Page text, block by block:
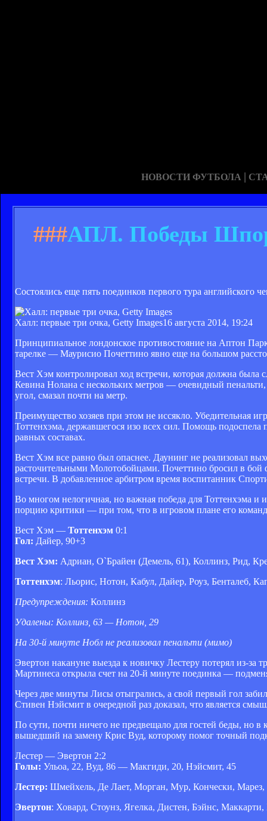
НОВОСТИ ФУТБОЛА |
###АПЛ. Победы
Состоялись еще пять поединков первого тура английского
Халл: первые три очка, Getty Images16 августа 2014, 19:24
Принципиальное лондонское противостояние на Аптон
тарелке — Маурисио Почеттино явно еще на большом
Вест Хэм контролировал ход встречи, которая должна была
Кевина Нолана с нескольких метров — очевидный
угол, смазал почти на метр.
Преимущество хозяев при этом не иссякло. Убедительная
Тоттенхэма, державшегося изо всех сил. Помощь
равных составах.
Вест Хэм все равно был опаснее. Даунинг не реализовал
расточительными Молотобойцами. Почеттино бросил в
встречи. В добавленное арбитром время воспитанник
Во многом нелогичная, но важная победа для Тоттенхэма и
порцию критики — при том, что в игровом плане его
Вест Хэм — Тоттенхэм 0:1
Гол: Дайер, 90+3
Вест Хэм: Адриан, О`Брайен (Демель, 61), Коллинз, Рид,
Тоттенхэм: Льорис, Нотон, Кабул, Дайер, Роуз, Бенталеб,
Предупреждения: Коллинз
Удалены: Коллинз, 63 — Нотон, 29
На 30-й минуте Нобл не реализовал пенальти (мимо)
Эвертон накануне выезда к новичку Лестеру потерял из-за
Мартинеса открыла счет на 20-й минуте поединка —
Через две минуты Лисы отыгрались, а свой первый гол
Стивен Нэйсмит в очередной раз доказал, что является
По сути, почти ничего не предвещало для гостей беды, но
вышедший на замену Крис Вуд, которому помог точный
Лестер — Эвертон 2:2
Голы: Ульоа, 22, Вуд, 86 — Макгиди, 20, Нэйсмит, 45
Лестер: Шмейхель, Де Лает, Морган, Мур, Кончески,
Эвертон: Ховард, Стоунз, Ягелка, Дистен, Бэйнс,